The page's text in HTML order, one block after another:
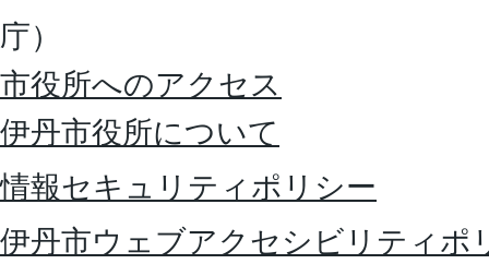
庁）
市役所へのアクセス
伊丹市役所について
情報セキュリティポリシー
伊丹市ウェブアクセシビリティポ